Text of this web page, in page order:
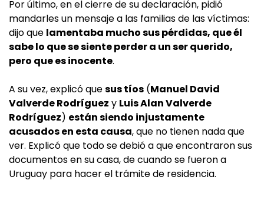
Por último, en el cierre de su declaración, pidió
mandarles un mensaje a las familias de las víctimas:
dijo que lamentaba mucho sus pérdidas, que él
sabe lo que se siente perder a un ser querido,
pero que es inocente.
A su vez, explicó quesus tíos (Manuel David
Valverde Rodríguez y Luis Alan Valverde
Rodríguez) están siendo injustamente
acusados en esta causa, que no tienen nada que
ver. Explicó que todo se debió a que encontraron sus
documentos en su casa, de cuando se fueron a
Uruguay para hacer el trámite de residencia.